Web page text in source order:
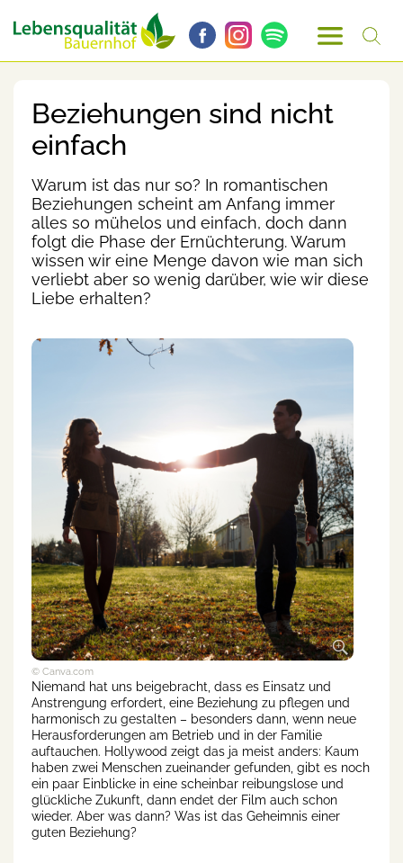
Beziehungen sind nicht
einfach
Warum ist das nur so? In romantischen
Beziehungen scheint am Anfang immer
alles so mühelos und einfach, doch dann
folgt die Phase der Ernüchterung. Warum
wissen wir eine Menge davon wie man sich
verliebt aber so wenig darüber, wie wir diese
Liebe erhalten?
© Canva.com
Niemand hat uns beigebracht, dass es Einsatz und
Anstrengung erfordert, eine Beziehung zu pflegen und
harmonisch zu gestalten – besonders dann, wenn neue
Herausforderungen am Betrieb und in der Familie
auftauchen. Hollywood zeigt das ja meist anders: Kaum
haben zwei Menschen zueinander gefunden, gibt es noch
ein paar Einblicke in eine scheinbar reibungslose und
glückliche Zukunft, dann endet der Film auch schon
wieder. Aber was dann? Was ist das Geheimnis einer
guten Beziehung?